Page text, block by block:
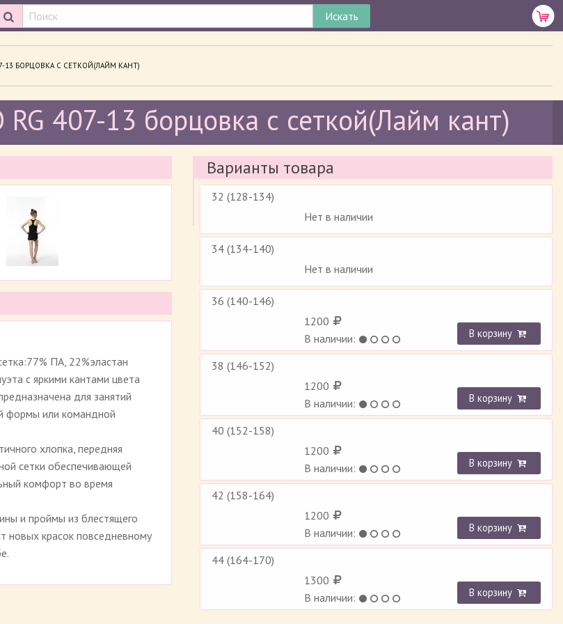
СТРАНИЦА:
13 БОРЦОВКА С СЕТКОЙ(ЛАЙМ КАНТ)
RG 407-13 борцовка с сеткой(Лайм кант)
ПА, 22%эластан
с яркими кантами цвета
для занятий
формы или командной
хлопка, передняя
сетки обеспечивающей
комфорт во время
и проймы из блестящего
новых красок повседневному
Варианты товара
32 (128-134)
Нет в наличии
34 (134-140)
Нет в наличии
36 (140-146)
1200
В наличии:
В корзину
38 (146-152)
1200
В наличии:
В корзину
40 (152-158)
1200
В наличии:
В корзину
42 (158-164)
1200
В наличии:
В корзину
44 (164-170)
1300
В наличии:
В корзину